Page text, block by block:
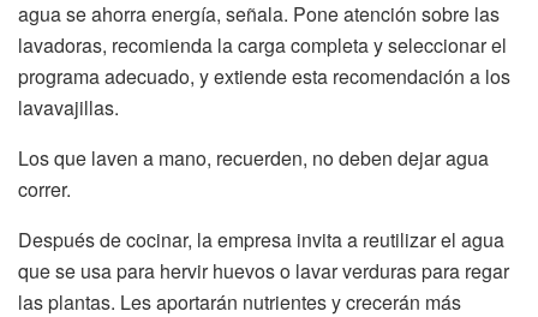
agua se ahorra energía, señala. Pone atención sobre las
lavadoras, recomienda la carga completa y seleccionar el
programa adecuado, y extiende esta recomendación a los
lavavajillas.
Los que laven a mano, recuerden, no deben dejar agua
correr.
Después de cocinar, la empresa invita a reutilizar el agua
que se usa para hervir huevos o lavar verduras para regar
las plantas. Les aportarán nutrientes y crecerán más